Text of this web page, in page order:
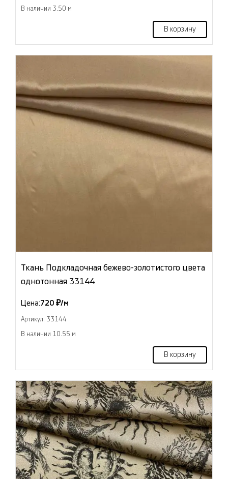
В наличии 3.50 м
В корзину
Ткань Подкладочная бежево-золотистого цвета
однотонная 33144
Цена:720 ₽/м
Артикул: 33144
В наличии 10.55 м
В корзину